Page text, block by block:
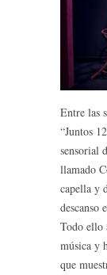
Entre las
“Juntos
sensorial
llamado
capella y
descanso
Todo ello
música y
que